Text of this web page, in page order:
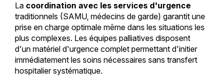
La coordination avec les services d'urgence
traditionnels (SAMU, médecins de garde) garantit une
prise en charge optimale même dans les situations les
plus complexes. Les équipes palliatives disposent
d'un matériel d'urgence complet permettant d'initier
immédiatement les soins nécessaires sans transfert
hospitalier systématique.